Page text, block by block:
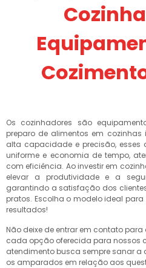
Os cozinhadores são
preparo de alimentos em cozinhas
alta capacidade e precisão, esses
uniforme e economia de tempo,
com eficiência. Ao investir em
elevar a produtividade e a
garantindo a satisfação dos
pratos. Escolha o modelo ideal
resultados!
Não deixe de entrar em contato
cada opção oferecida para nossos
atendimento busca sempre sanar
os amparados em relação aos